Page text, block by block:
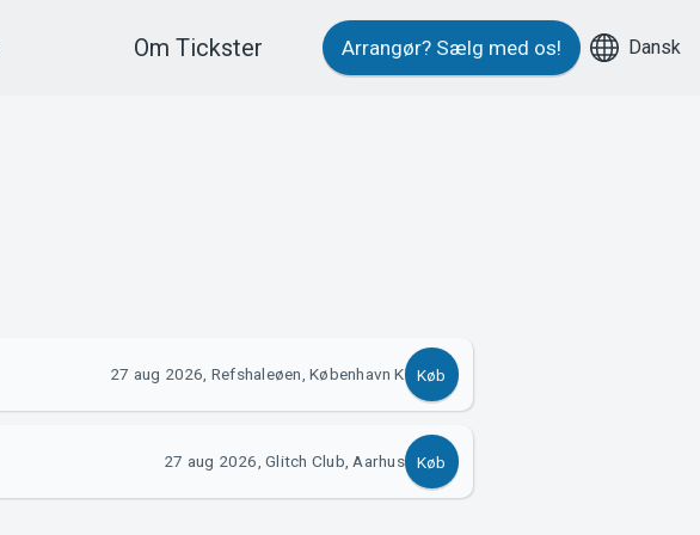
Om Tickster Arrangør? Sælg med os! Dansk
27 aug 2026, Refshaleøen, København K Køb
27 aug 2026, Glitch Club, Aarhus Køb